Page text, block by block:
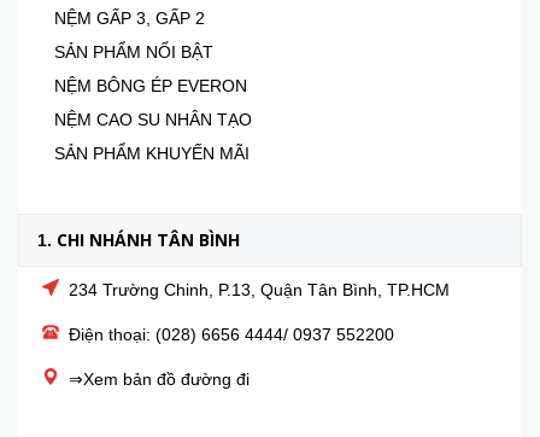
NỆM GẤP 3, GẤP 2
SẢN PHẨM NỔI BẬT
NỆM BÔNG ÉP EVERON
NỆM CAO SU NHÂN TẠO
SẢN PHẨM KHUYẾN MÃI
1. CHI NHÁNH TÂN BÌNH
234 Trường Chinh, P.13, Quận Tân Bình, TP.HCM
Điện thoại: (028) 6656 4444/ 0937 552200
⇒Xem bản đồ đường đi